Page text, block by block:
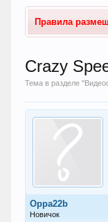
Правила
Crazy
Тема в разделе "
Oppa22b
Новичок